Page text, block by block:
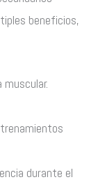
beneficios,
durante el